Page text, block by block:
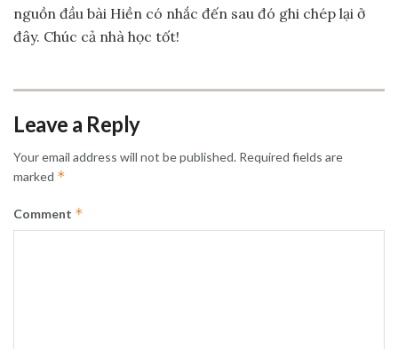
nguồn đầu bài Hiền có nhắc đến sau đó ghi chép lại ở
đây. Chúc cả nhà học tốt!
Leave a Reply
Your email address will not be published. Required fields are
marked *
Comment *